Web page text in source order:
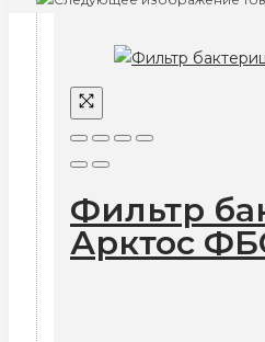
Фильтр
Арктос